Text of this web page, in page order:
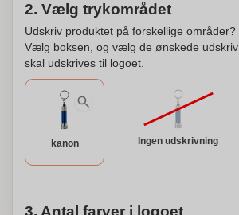
2. Vælg trykområdet
Udskriv produktet på forskellige områder?
Vælg boksen, og vælg de ønskede
skal udskrives til logoet.
kanon Ingen udskrivning
3. Antal farver i logoet